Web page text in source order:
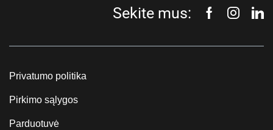
Sekite mus:
Privatumo politika
Pirkimo sąlygos
Parduotuvė